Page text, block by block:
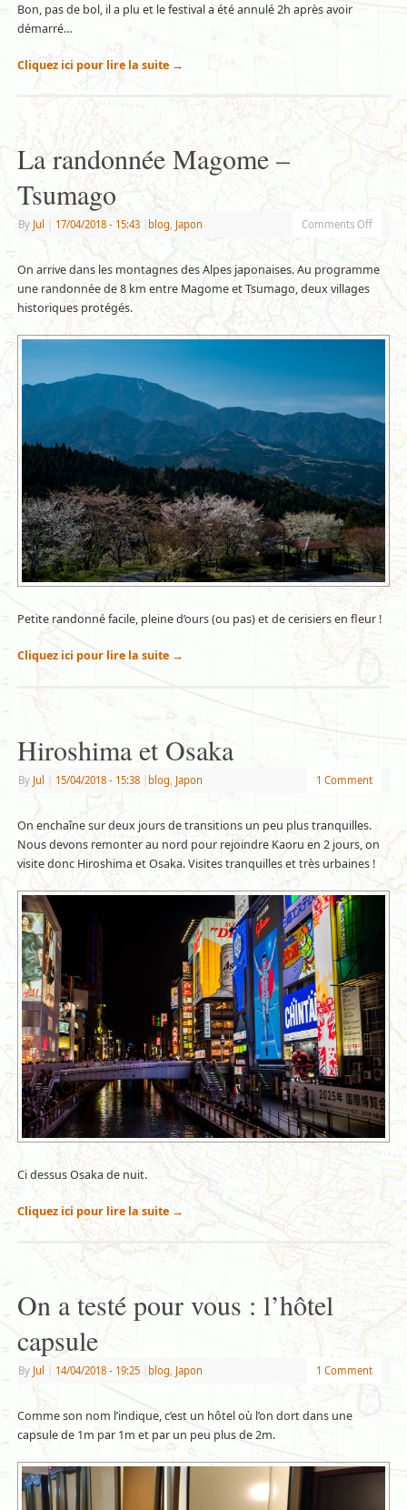
Bon, pas de bol, il a plu et le festival a été annulé 2h après avoir
démarré…
Cliquez ici pour lire la suite →
La randonnée Magome –
Tsumago
By Jul 17/04/2018 - 15:43 blog, Japon Comments Off
On arrive dans les montagnes des Alpes japonaises. Au programme
une randonnée de 8 km entre Magome et Tsumago, deux villages
historiques protégés.
Petite randonné facile, pleine d’ours (ou pas) et de cerisiers en fleur !
Cliquez ici pour lire la suite →
Hiroshima et Osaka
By Jul 15/04/2018 - 15:38 blog Japon 1 Comment
On enchaîne sur deux jours de transitions un peu plus tranquilles.
Nous devons remonter au nord pour rejoindre Kaoru en 2 jours, on
visite donc Hiroshima et Osaka. Visites tranquilles et très urbaines !
Ci dessus Osaka de nuit.
Cliquez ici pour lire la suite →
On a testé pour vous : l’hôtel
capsule
By Jul 14/04/2018 - 19:25 blog, Japon 1 Comment
Comme son nom l’indique, c’est un hôtel où l’on dort dans une
capsule de 1m par 1m et par un peu plus de 2m.